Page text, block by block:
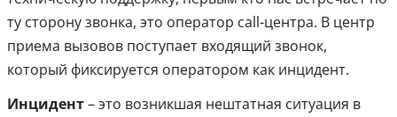
ту сторону звонка, это оператор call-центра. В центр
приема вызовов поступает входящий звонок,
который фиксируется оператором как инцидент.
Инцидент– это возникшая нештатная ситуация в